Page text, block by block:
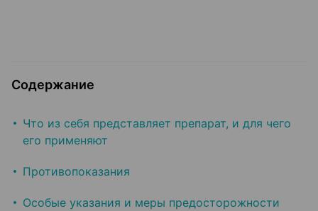
Содержание
Что из себя представляет препарат, и для чего
его применяют
Противопоказания
Особые указания и меры предосторожности